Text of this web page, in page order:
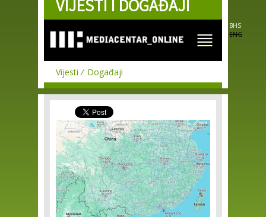
Skip to
main
VIJESTI I DOGAĐAJI
BHS
ENG
Vijesti Događaji